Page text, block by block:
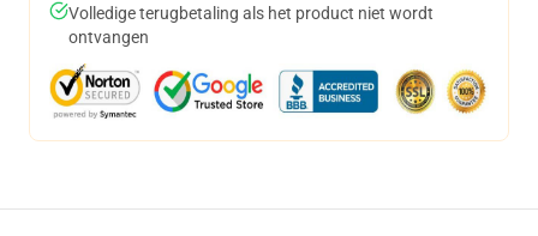
Volledige terugbetaling als het product niet wordt
ontvangen